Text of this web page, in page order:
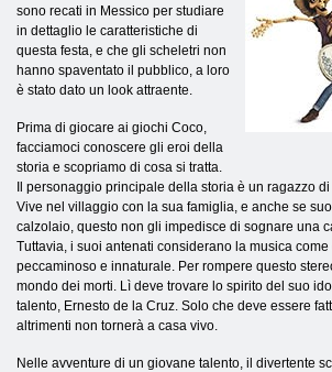
sono recati in Messico per studiare
in dettaglio le caratteristiche di
questa festa, e che gli scheletri non
hanno spaventato il pubblico, a loro
è stato dato un look attraente.
Prima di giocare ai giochi Coco,
facciamoci conoscere gli eroi della
storia e scopriamo di cosa si tratta.
Il personaggio principale della storia è un ragazzo
Vive nel villaggio con la sua famiglia, e anche se
calzolaio, questo non gli impedisce di sognare una
Tuttavia, i suoi antenati considerano la musica
peccaminoso e innaturale. Per rompere questo
mondo dei morti. Lì deve trovare lo spirito del suo
talento, Ernesto de la Cruz. Solo che deve essere
altrimenti non tornerà a casa vivo.
Nelle avventure di un giovane talento, il divertente